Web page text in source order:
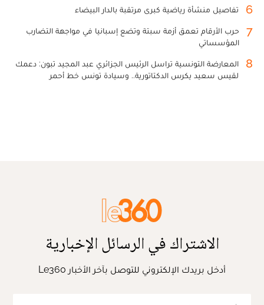
6 تفاصيل منشأة رياضية كبرى مرتقبة بالدار البيضاء
7
حرب الأرقام تعمق أزمة سبتة وتضع إسبانيا في مواجهة التضارب
المؤسساتي
8
المعارضة التونسية تراسل الرئيس الجزائري عبد المجيد تبون: دعمك
لقيس سعيد يكرس الدكتاتورية.. وسيادة تونس خط أحمر
الاشتراك في الرسائل الإخبارية
أدخل بريدك الإلكتروني للتوصل بآخر الأخبار Le360